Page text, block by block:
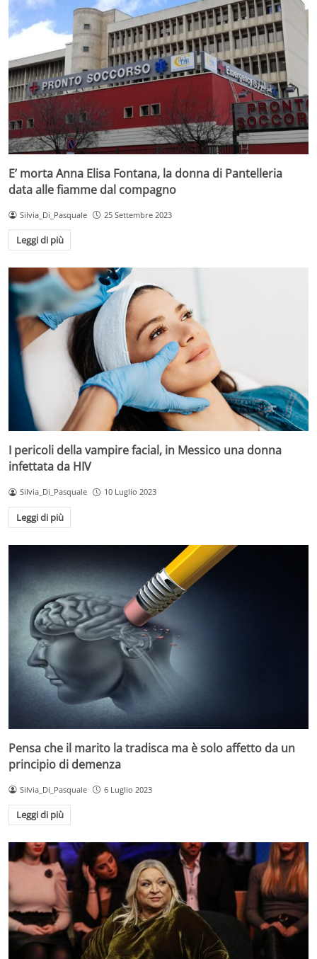
E’ morta Anna Elisa Fontana, la donna di Pantelleria
data alle fiamme dal compagno
Silvia_Di_Pasquale 25 Settembre 2023
Leggi di più
I pericoli della vampire facial, in Messico una donna
infettata da HIV
Silvia_Di_Pasquale 10 Luglio 2023
Leggi di più
Pensa che il marito la tradisca ma è solo affetto da un
principio di demenza
Silvia_Di_Pasquale 6 Luglio 2023
Leggi di più